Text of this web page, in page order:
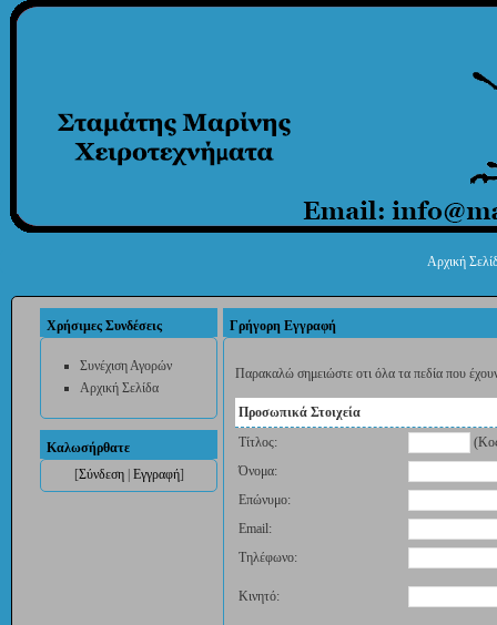
Αρχική
Χρήσιμες Συνδέσεις
Συνέχιση Αγορών
Αρχική Σελίδα
Καλωσήρθατε
[Σύνδεση Εγγραφή]
Γρήγορη Εγγραφή
Παρακαλώ σημειώστε οτι όλα τα πεδία που
Προσωπικά Στοιχεία
Τίτλος:
Όνομα:
Επώνυμο:
Email:
Τηλέφωνο:
Κινητό: